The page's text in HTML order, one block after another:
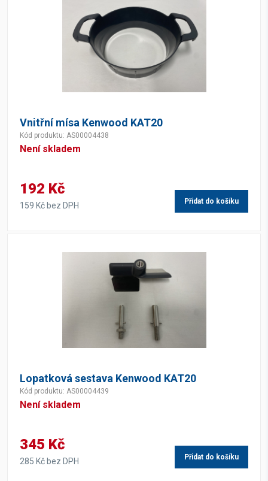
Vnitřní mísa Kenwood KAT20
Kód produktu: AS00004438
Není skladem
192 Kč
159 Kč bez DPH Přidat do košíku
Lopatková sestava Kenwood KAT20
Kód produktu: AS00004439
Není skladem
345 Kč
285 Kč bez DPH Přidat do košíku